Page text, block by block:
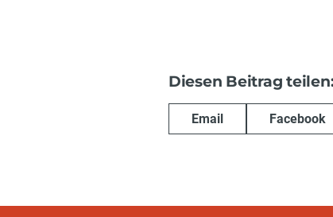
Diesen Beitrag
Email Facebook